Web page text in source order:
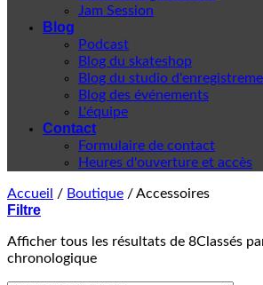
Jam Session
Blog
Podcast
Blog du skateshop
Blog du studio
Blog des événements
L'équipe
Contact
Formulaire de contact
Heures d'ouverture et accès
Accueil / Boutique /Accessoires
Filtre
Afficher tous les résultats de 8Classés
chronologique